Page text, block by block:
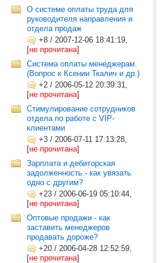
О системе оплаты труда для
руководителя направления и
отдела продаж
+8 / 2007-12-06 18:41:19,
[не прочитана]
Система оплаты менеджерам.
(Вопрос к Ксении Ткалич и др.)
+2 / 2006-05-12 20:39:31,
[не прочитана]
Стимулирование сотрудников
отдела по работе с VIP-
клиентами
+3 / 2006-07-11 17:13:28,
[не прочитана]
Зарплата и дебиторская
задолженность - как увязать
одно с другим?
+23 / 2006-06-19 05:10:44,
[не прочитана]
Оптовые продажи - как
заставить менеджеров
продавать дороже?
+20 / 2006-04-28 12:52:59,
[не прочитана]